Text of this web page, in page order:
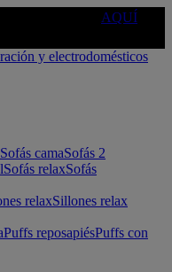
AQUÍ
Sofás camaSofás 2
Sofás relaxSofás
relaxSillones relax
Puffs reposapiésPuffs con